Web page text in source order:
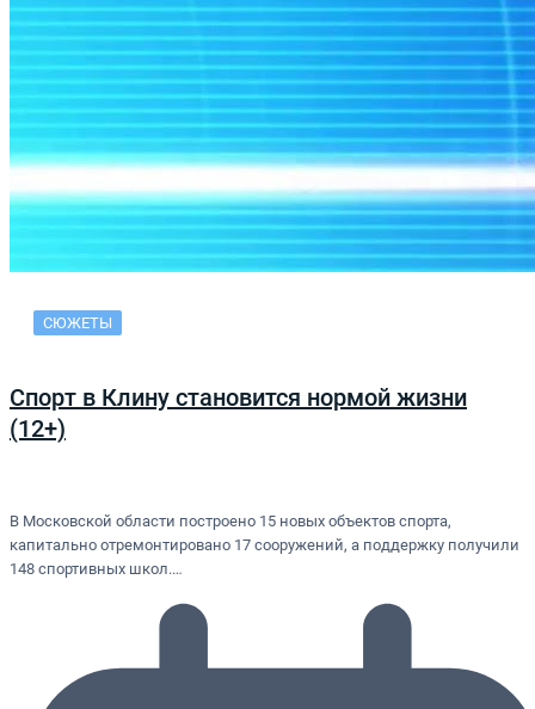
СЮЖЕТЫ
Спорт в Клину становится нормой жизни
(12+)
В Московской области построено 15 новых объектов спорта,
капитально отремонтировано 17 сооружений, а поддержку получили
148 спортивных школ.…